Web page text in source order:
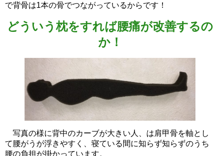
で背骨は1本の骨でつながっているからです！
どういう枕をすれば腰痛が改善するの
か！
写真の様に背中のカーブが大きい人、は肩甲骨を軸とし
て腰がうが浮きやすく、寝ている間に知らず知らずのうち
腰の負担が掛かっています。